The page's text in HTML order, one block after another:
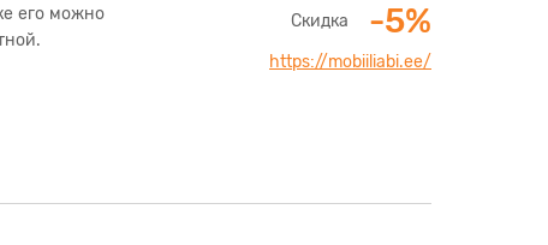
его можно
Скидка -5%
https://mobiiliabi.ee/